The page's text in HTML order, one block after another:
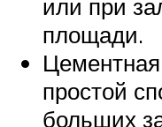
или при
площади.
простой
больших